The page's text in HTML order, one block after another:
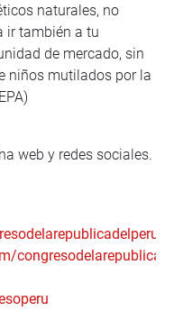
naturales, no
ir también a tu
de mercado, sin
niños mutilados por la
web y redes sociales.